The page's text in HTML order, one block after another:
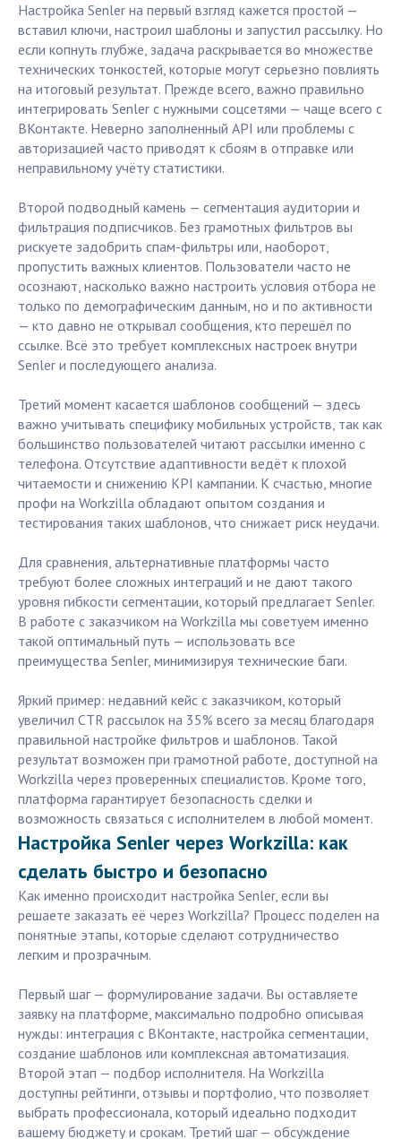
Настройка Senler на первый взгляд кажется простой —
вставил ключи, настроил шаблоны и запустил рассылку. Но
если копнуть глубже, задача раскрывается во множестве
технических тонкостей, которые могут серьезно повлиять
на итоговый результат. Прежде всего, важно правильно
интегрировать Senler с нужными соцсетями — чаще всего с
ВКонтакте. Неверно заполненный API или проблемы с
авторизацией часто приводят к сбоям в отправке или
неправильному учёту статистики.
Второй подводный камень — сегментация аудитории и
фильтрация подписчиков. Без грамотных фильтров вы
рискуете задобрить спам-фильтры или, наоборот,
пропустить важных клиентов. Пользователи часто не
осознают, насколько важно настроить условия отбора не
только по демографическим данным, но и по активности
— кто давно не открывал сообщения, кто перешёл по
ссылке. Всё это требует комплексных настроек внутри
Senler и последующего анализа.
Третий момент касается шаблонов сообщений — здесь
важно учитывать специфику мобильных устройств, так как
большинство пользователей читают рассылки именно с
телефона. Отсутствие адаптивности ведёт к плохой
читаемости и снижению KPI кампании. К счастью, многие
профи на Workzilla обладают опытом создания и
тестирования таких шаблонов, что снижает риск неудачи.
Для сравнения, альтернативные платформы часто
требуют более сложных интеграций и не дают такого
уровня гибкости сегментации, который предлагает Senler.
В работе с заказчиком на Workzilla мы советуем именно
такой оптимальный путь — использовать все
преимущества Senler, минимизируя технические баги.
Яркий пример: недавний кейс с заказчиком, который
увеличил CTR рассылок на 35% всего за месяц благодаря
правильной настройке фильтров и шаблонов. Такой
результат возможен при грамотной работе, доступной на
Workzilla через проверенных специалистов. Кроме того,
платформа гарантирует безопасность сделки и
возможность связаться с исполнителем в любой момент.
Настройка Senler через Workzilla: как
сделать быстро и безопасно
Как именно происходит настройка Senler, если вы
решаете заказать её через Workzilla? Процесс поделен на
понятные этапы, которые сделают сотрудничество
легким и прозрачным.
Первый шаг — формулирование задачи. Вы оставляете
заявку на платформе, максимально подробно описывая
нужды: интеграция с ВКонтакте, настройка сегментации,
создание шаблонов или комплексная автоматизация.
Второй этап — подбор исполнителя. На Workzilla
доступны рейтинги, отзывы и портфолио, что позволяет
выбрать профессионала, который идеально подходит
вашему бюджету и срокам. Третий шаг — обсуждение